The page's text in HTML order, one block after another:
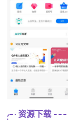
资源下载